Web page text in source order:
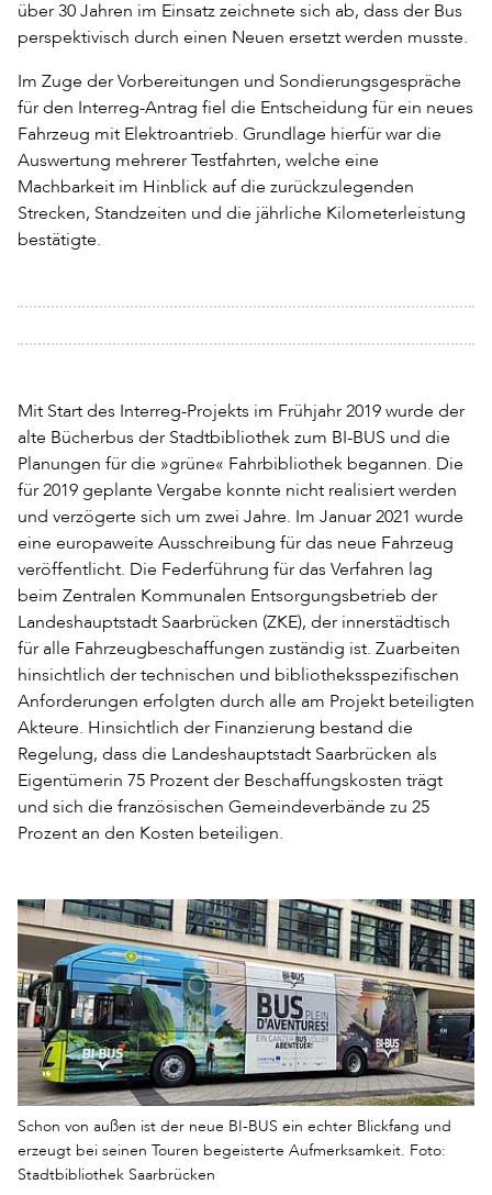
über 30 Jahren im Einsatz zeichnete sich ab, dass der Bus
perspektivisch durch einen Neuen ersetzt werden musste.
Im Zuge der Vorbereitungen und Sondierungsgespräche
für den Interreg-Antrag fiel die Entscheidung für ein neues
Fahrzeug mit Elektroantrieb. Grundlage hierfür war die
Auswertung mehrerer Testfahrten, welche eine
Machbarkeit im Hinblick auf die zurückzulegenden
Strecken, Standzeiten und die jährliche Kilometerleistung
bestätigte.
Mit Start des Interreg-Projekts im Frühjahr 2019 wurde der
alte Bücherbus der Stadtbibliothek zum BI-BUS und die
Planungen für die »grüne« Fahrbibliothek begannen. Die
für 2019 geplante Vergabe konnte nicht realisiert werden
und verzögerte sich um zwei Jahre. Im Januar 2021 wurde
eine europaweite Ausschreibung für das neue Fahrzeug
veröffentlicht. Die Federführung für das Verfahren lag
beim Zentralen Kommunalen Entsorgungsbetrieb der
Landeshauptstadt Saarbrücken (ZKE), der innerstädtisch
für alle Fahrzeugbeschaffungen zuständig ist. Zuarbeiten
hinsichtlich der technischen und bibliotheksspezifischen
Anforderungen erfolgten durch alle am Projekt beteiligten
Akteure. Hinsichtlich der Finanzierung bestand die
Regelung, dass die Landeshauptstadt Saarbrücken als
Eigentümerin 75 Prozent der Beschaffungskosten trägt
und sich die französischen Gemeindeverbände zu 25
Prozent an den Kosten beteiligen.
Schon von außen ist der neue BI-BUS ein echter Blickfang und
erzeugt bei seinen Touren begeisterte Aufmerksamkeit. Foto:
Stadtbibliothek Saarbrücken